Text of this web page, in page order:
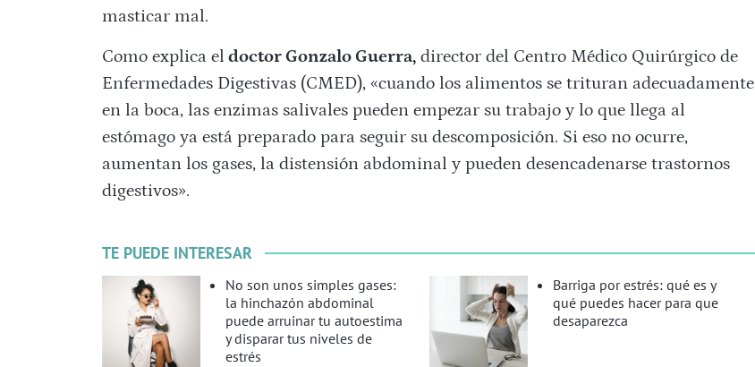
masticar mal.
Como explica el doctor Gonzalo Guerra,director del Centro Médico Quirúrgico de
Enfermedades Digestivas (CMED), «cuando los alimentos se trituran adecuadamente
en la boca, las enzimas salivales pueden empezar su trabajo y lo que llega al
estómago ya está preparado para seguir su descomposición. Si eso no ocurre,
aumentan los gases, la distensión abdominal y pueden desencadenarse trastornos
digestivos».
TE PUEDE INTERESAR
No son unos simples gases:
la hinchazón abdominal
puede arruinar tu autoestima
y disparar tus niveles de
estrés
Barriga por estrés: qué es y
qué puedes hacer para que
desaparezca